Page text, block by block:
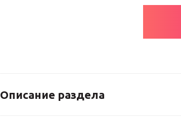
Описание раздела